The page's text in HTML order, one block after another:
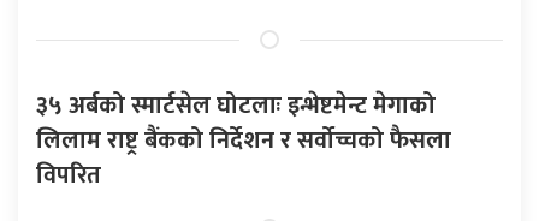
३५ अर्बको स्मार्टसेल घोटलाः इन्भेष्टमेन्ट मेगाको
लिलाम राष्ट्र बैंकको निर्देशन र सर्वोच्चको फैसला
विपरित